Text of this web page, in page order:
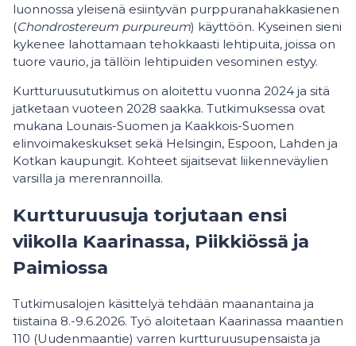
luonnossa yleisenä esiintyvän purppuranahakkasienen
(Chondrostereum purpureum) käyttöön. Kyseinen sieni
kykenee lahottamaan tehokkaasti lehtipuita, joissa on
tuore vaurio, ja tällöin lehtipuiden vesominen estyy.
Kurtturuusututkimus on aloitettu vuonna 2024 ja sitä
jatketaan vuoteen 2028 saakka. Tutkimuksessa ovat
mukana Lounais-Suomen ja Kaakkois-Suomen
elinvoimakeskukset sekä Helsingin, Espoon, Lahden ja
Kotkan kaupungit. Kohteet sijaitsevat liikenneväylien
varsilla ja merenrannoilla.
Kurtturuusuja torjutaan ensi
viikolla Kaarinassa, Piikkiössä ja
Paimiossa
Tutkimusalojen käsittelyä tehdään maanantaina ja
tiistaina 8.-9.6.2026. Työ aloitetaan Kaarinassa maantien
110 (Uudenmaantie) varren kurtturuusupensaista ja